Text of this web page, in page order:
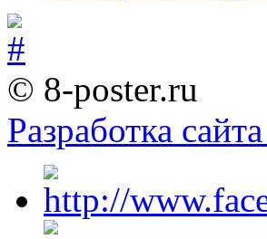
© 8-poster.ru
Разработка